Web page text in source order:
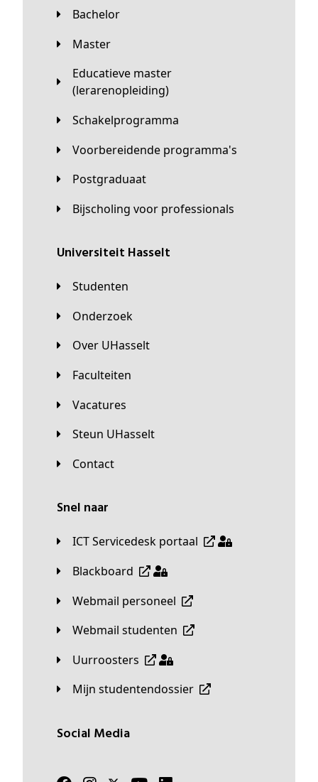
Bachelor
Master
Educatieve master
(lerarenopleiding)
Schakelprogramma
Voorbereidende programma's
Postgraduaat
Bijscholing voor professionals
universiteit Hasselt
Studenten
Onderzoek
Over UHasselt
Faculteiten
Vacatures
Steun UHasselt
Contact
Snel naar
ICT Servicedesk portaal
Blackboard
Webmail personeel
Webmail studenten
Uurroosters
Mijn studentendossier
Social Media